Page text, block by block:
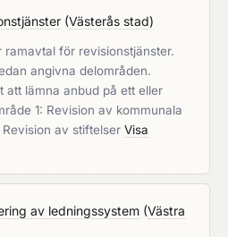
(Västerås stad)
ramavtal för revisionstjänster.
angivna delområden.
att lämna anbud på ett eller
1: Revision av kommunala
av stiftelser Visa
av ledningssystem (Västra